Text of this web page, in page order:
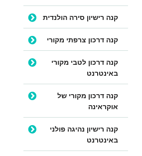
קנה רישיון סירה הולנדית
קנה דרכון צרפתי מקורי
קנה דרכון לטבי מקורי
באינטרנט
קנה דרכון מקורי של
אוקראינה
קנה רישיון נהיגה פולני
באינטרנט